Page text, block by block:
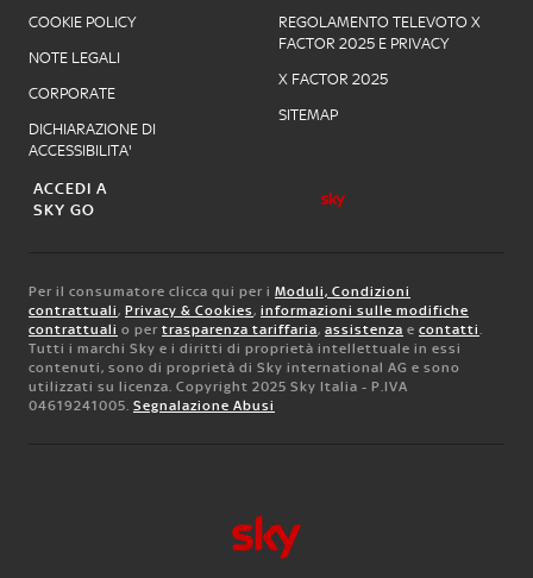
COOKIE POLICY
NOTE LEGALI
CORPORATE
DICHIARAZIONE DI
ACCESSIBILITA'
REGOLAMENTO TELEVOTO X
FACTOR 2025 E PRIVACY
X FACTOR 2025
SITEMAP
ACCEDI A
SKY GO
Per il consumatore clicca qui per i Moduli, Condizioni
contrattuali, Privacy & Cookies, informazioni sulle modifiche
contrattuali o per trasparenza tariffaria, assistenza e contatti.
Tutti i marchi Sky e i diritti di proprietà intellettuale in essi
contenuti, sono di proprietà di Sky international AG e sono
utilizzati su licenza. Copyright 2025 Sky Italia - P.IVA
04619241005. Segnalazione Abusi